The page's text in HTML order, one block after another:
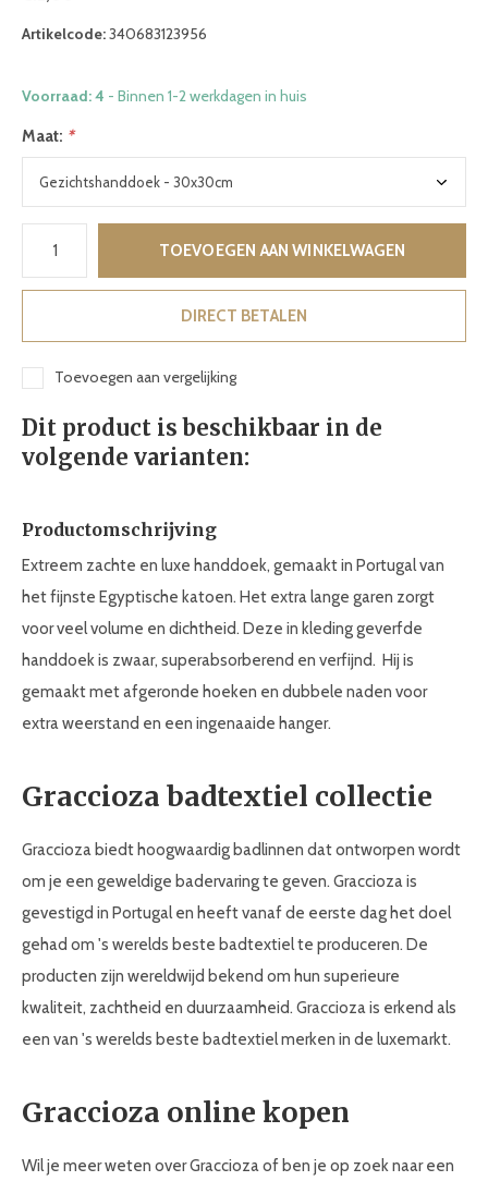
Artikelcode:340683123956
Voorraad: 4 - Binnen 1-2 werkdagen in huis
Maat: *
TOEVOEGEN AAN WINKELWAGEN
DIRECT BETALEN
Toevoegen aan vergelijking
Dit product is beschikbaar in de
volgende varianten:
Productomschrijving
Extreem zachte en luxe handdoek, gemaakt in Portugal van
het fijnste Egyptische katoen. Het extra lange garen zorgt
voor veel volume en dichtheid. Deze in kleding geverfde
handdoek is zwaar, superabsorberend en verfijnd. Hij is
gemaakt met afgeronde hoeken en dubbele naden voor
extra weerstand en een ingenaaide hanger.
Graccioza badtextiel collectie
Graccioza biedt hoogwaardig badlinnen dat ontworpen wordt
om je een geweldige badervaring te geven. Graccioza is
gevestigd in Portugal en heeft vanaf de eerste dag het doel
gehad om 's werelds beste badtextiel te produceren. De
producten zijn wereldwijd bekend om hun superieure
kwaliteit, zachtheid en duurzaamheid. Graccioza is erkend als
een van 's werelds beste badtextiel merken in de luxemarkt.
Graccioza online kopen
Wil je meer weten over Graccioza of ben je op zoek naar een